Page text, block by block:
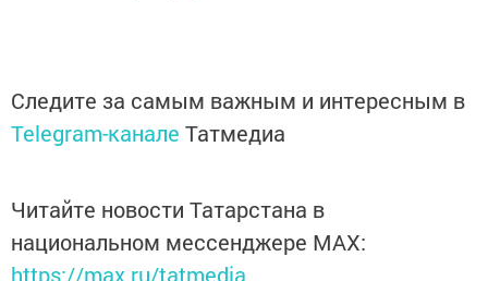
Следите за самым важным и интересным в
Telegram-канале Татмедиа
Читайте новости Татарстана в
национальном мессенджере MАХ:
https://max.ru/tatmedia